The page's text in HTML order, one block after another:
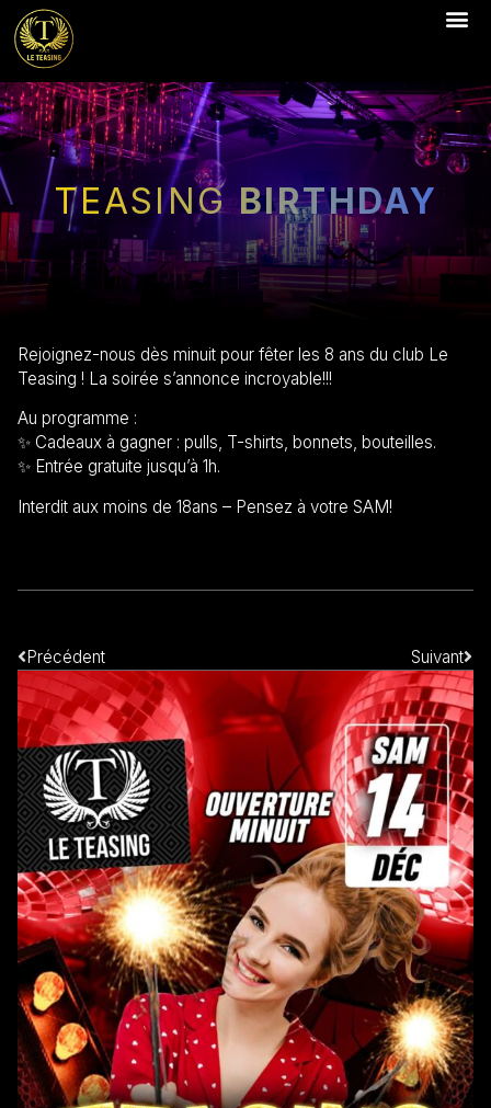
TEASINGBIRTHDAY
Rejoignez-nous dès minuit pour fêter les 8 ans du club Le
Teasing ! La soirée s’annonce incroyable!!!
Au programme :
✨ Cadeaux à gagner : pulls, T-shirts, bonnets, bouteilles.
✨ Entrée gratuite jusqu’à 1h.
Interdit aux moins de 18ans – Pensez à votre SAM!
Précédent Suivant